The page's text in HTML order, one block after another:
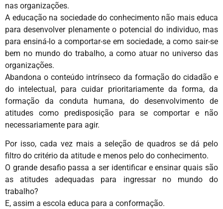
nas organizações.
A educação na sociedade do conhecimento não mais educa
para desenvolver plenamente o potencial do individuo, mas
para ensiná-lo a comportar-se em sociedade, a como sair-se
bem no mundo do trabalho, a como atuar no universo das
organizações.
Abandona o conteúdo intrínseco da formação do cidadão e
do intelectual, para cuidar prioritariamente da forma, da
formação da conduta humana, do desenvolvimento de
atitudes como predisposição para se comportar e não
necessariamente para agir.
Por isso, cada vez mais a seleção de quadros se dá pelo
filtro do critério da atitude e menos pelo do conhecimento.
O grande desafio passa a ser identificar e ensinar quais são
as atitudes adequadas para ingressar no mundo do
trabalho?
E, assim a escola educa para a conformação.